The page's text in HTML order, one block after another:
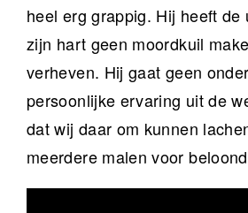
heel erg grappig. Hij heeft de
zijn hart geen moordkuil
verheven. Hij gaat geen
persoonlijke ervaring uit de
dat wij daar om kunnen
meerdere malen voor